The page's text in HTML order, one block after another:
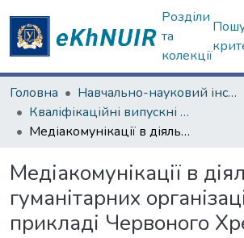
Розділи
та
колекції
Головна
Навчально-науковий інститут соціології та медіакомунікацій
Кваліфікаційні випускні роботи бакалаврів. Навчально-науковий інститут соціології та медіакомунікацій
Медіакомунікації в діяльності гуманітарних організацій на прикладі Червоного Хреста
Медіакомунікації в
гуманітарних
прикладі Червоного